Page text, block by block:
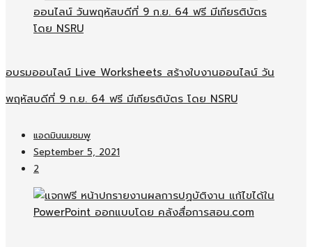
อบรมออนไลน์​ Live Worksheets สร้างใบงานออนไลน์​ วัน
พฤหัสบดีที่ 9 ก.ย. 64 ฟรี มีเกียรติบัตร โดย NSRU
แอดมินนมชมพู
September 5, 2021
2